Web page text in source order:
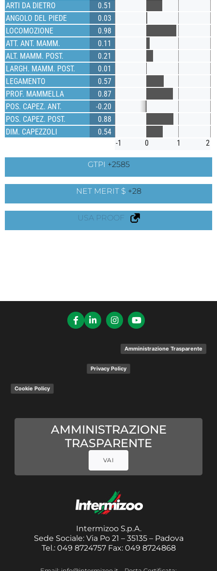
ARTI DA DIETRO
0.51
ANGOLO DEL PIEDE
0.03
LOCOMOZIONE
0.98
ATT. ANT. MAMM.
0.11
ALT. MAMM. POST.
0.21
LARGH. MAMM. POST.
0.01
LEGAMENTO
0.57
PROF. MAMMELLA
0.87
POS. CAPEZ. ANT.
-0.20
POS. CAPEZ. POST.
0.88
DIM. CAPEZZOLI
0.54
-1
0 1 2
GTPI +2585
NET MERIT $ +28
USA PROOF
Amministrazione Trasparente
Privacy Policy
Cookie Policy
AMMINISTRAZIONE
TRASPARENTE
VAI
Intermizoo S.p.A.
Sede Sociale: Via Po 21 – 35135 – Padova
Tel.: 049 8724757 Fax: 049 8724868